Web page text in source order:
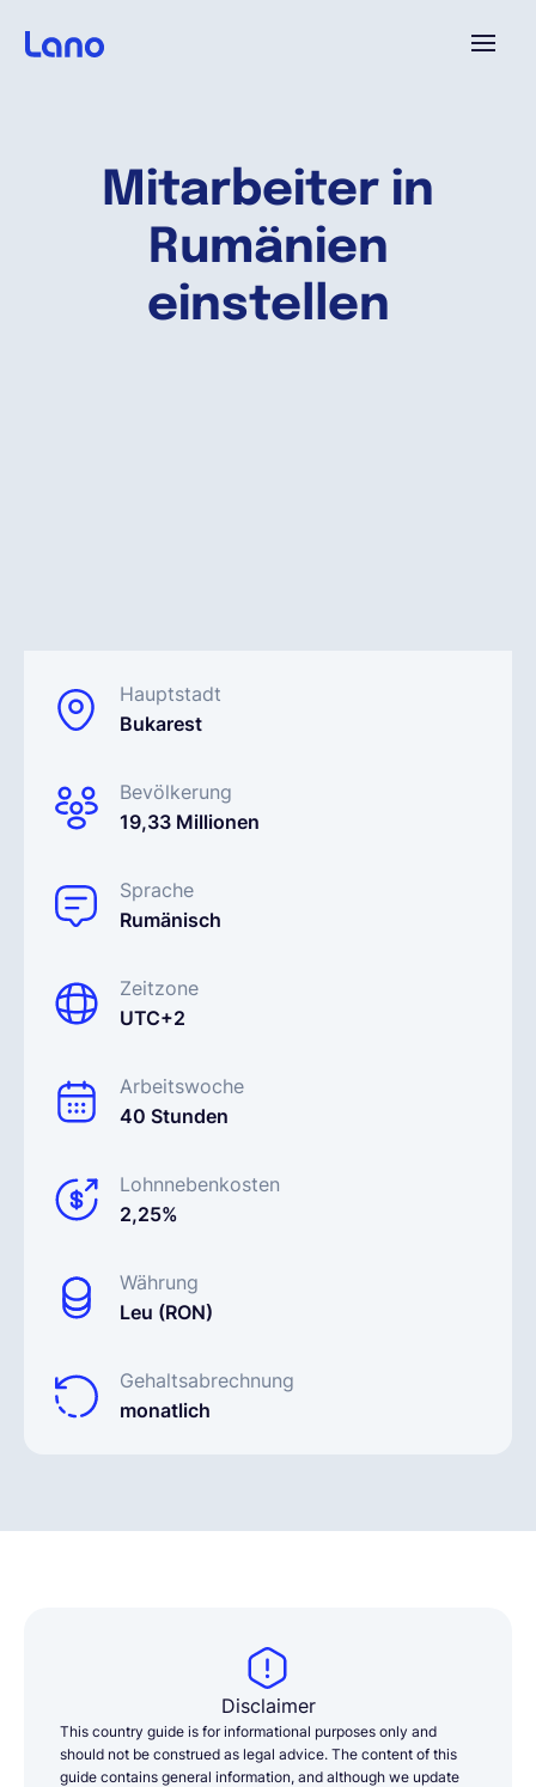
Mitarbeiter in
Rumänien
einstellen
Hauptstadt
Bukarest
Bevölkerung
19,33 Millionen
Sprache
Rumänisch
Zeitzone
UTC+2
Arbeitswoche
40 Stunden
Lohnnebenkosten
2,25%
Währung
Leu (RON)
Gehaltsabrechnung
monatlich
Warum Lano?
Contractor Management
Disclaimer
This country guide is for informational purposes only and
should not be construed as legal advice. The content of this
guide contains general information, and although we update